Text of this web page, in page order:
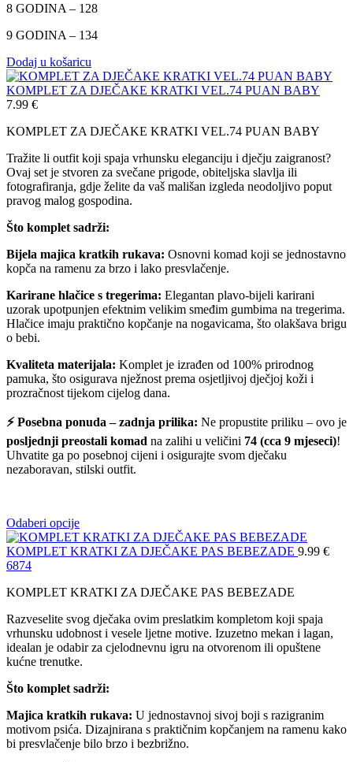
8 GODINA – 128
9 GODINA – 134
Dodaj u košaricu
KOMPLET ZA DJEČAKE KRATKI VEL.74 PUAN BABY
7.99 €
KOMPLET ZA DJEČAKE KRATKI VEL.74 PUAN BABY
Tražite li outfit koji spaja vrhunsku eleganciju i dječju zaigranost?
Ovaj set je stvoren za svečane prigode, obiteljska slavlja ili
fotografiranja, gdje želite da vaš mališan izgleda neodoljivo poput
pravog malog gospodina.
Što komplet sadrži:
Bijela majica kratkih rukava: Osnovni komad koji se jednostavno
kopča na ramenu za brzo i lako presvlačenje.
Karirane hlačice s tregerima: Elegantan plavo-bijeli karirani
uzorak upotpunjen efektnim velikim smeđim gumbima na tregerima.
Hlačice imaju praktično kopčanje na nogavicama, što olakšava brigu
o bebi.
Kvaliteta materijala: Komplet je izrađen od 100% prirodnog
pamuka, što osigurava nježnost prema osjetljivoj dječjoj koži i
prozračnost tijekom cijelog dana.
⚡ Posebna ponuda – zadnja prilika: Ne propustite priliku – ovo je
posljednji preostali komad na zalihi u veličini 74 (cca 9 mjeseci)!
Uhvatite ga po posebnoj cijeni i osigurajte svom dječaku
nezaboravan, stilski outfit.
Odaberi opcije
KOMPLET KRATKI ZA DJEČAKE PAS BEBEZADE 9.99 €
6874
KOMPLET KRATKI ZA DJEČAKE PAS BEBEZADE
Razveselite svog dječaka ovim preslatkim kompletom koji spaja
vrhunsku udobnost i vesele ljetne motive. Izuzetno mekan i lagan,
idealan je odabir za cjelodnevnu igru na otvorenom ili opuštene
kućne trenutke.
Što komplet sadrži:
Majica kratkih rukava: U jednostavnoj sivoj boji s razigranim
motivom psića. Dizajnirana s praktičnim kopčanjem na ramenu kako
bi presvlačenje bilo brzo i bezbrižno.